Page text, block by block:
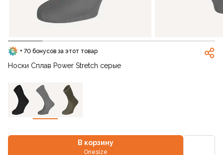
+ 70 бонусов за этот товар
Носки Сплав Power Stretch серые
В корзину
Onesize